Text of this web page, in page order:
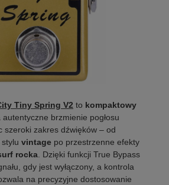
Tiny Spring V2 to kompaktowy
brzmienie pogłosu
szeroki zakres dźwięków – od
vintage po przestrzenne efekty
rocka. Dzięki funkcji True Bypass
gdy jest wyłączony, a kontrola
na precyzyjne dostosowanie